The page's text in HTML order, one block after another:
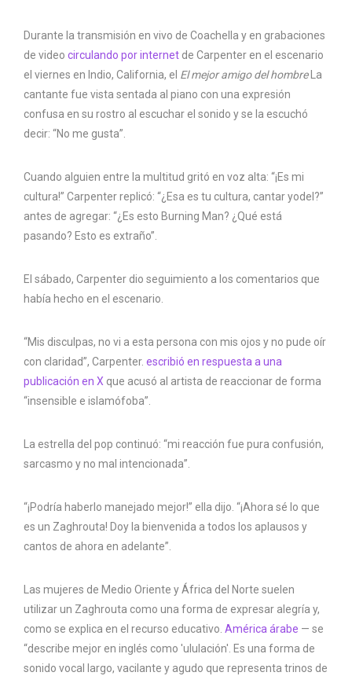
Durante la transmisión en vivo de Coachella y en grabaciones
de video circulando por internet de Carpenter en el escenario
el viernes en Indio, California, el El mejor amigo del hombre
La
cantante fue vista sentada al piano con una expresión
confusa en su rostro al escuchar el sonido y se la escuchó
decir: “No me gusta”.
Cuando alguien entre la multitud gritó en voz alta: “¡Es mi
cultura!” Carpenter replicó: “¿Esa es tu cultura, cantar yodel?”
antes de agregar: “¿Es esto Burning Man? ¿Qué está
pasando? Esto es extraño”.
El sábado, Carpenter dio seguimiento a los comentarios que
había hecho en el escenario.
“Mis disculpas, no vi a esta persona con mis ojos y no pude oír
con claridad”, Carpenter. escribió en respuesta a una
publicación en X que acusó al artista de reaccionar de forma
“insensible e islamófoba”.
La estrella del pop continuó: “mi reacción fue pura confusión,
sarcasmo y no mal intencionada”.
“¡Podría haberlo manejado mejor!” ella dijo. “¡Ahora sé lo que
es un Zaghrouta! Doy la bienvenida a todos los aplausos y
cantos de ahora en adelante”.
Las mujeres de Medio Oriente y África del Norte suelen
utilizar un Zaghrouta como una forma de expresar alegría y,
como se explica en el recurso educativo. América árabe — se
“describe mejor en inglés como 'ululación'. Es una forma de
sonido vocal largo, vacilante y agudo que representa trinos de